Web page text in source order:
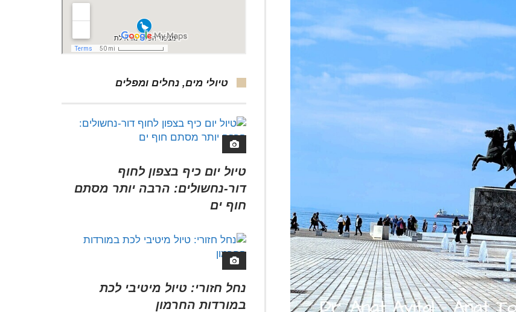
טיולי מים, נחלים ומפלים
טיול יום כיף בצפון לחוף
דור-נחשולים: הרבה יותר מסתם
חוף ים
נחל חזורי: טיול מיטיבי לכת
במורדות החרמון